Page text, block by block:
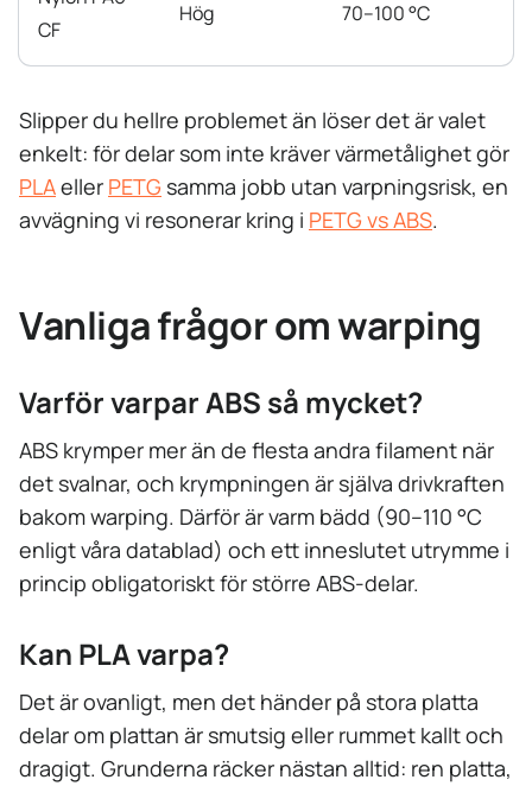
CF
Hög 70–100 °C
Slipper du hellre problemet än löser det är valet
enkelt: för delar som inte kräver värmetålighet gör
PLAeller PETG samma jobb utan varpningsrisk, en
avvägning vi resonerar kring i PETG vs ABS.
Vanliga frågor om warping
Varför varpar ABS så mycket?
ABS krymper mer än de flesta andra filament när
det svalnar, och krympningen är själva drivkraften
bakom warping. Därför är varm bädd (90–110 °C
enligt våra datablad) och ett inneslutet utrymme i
princip obligatoriskt för större ABS-delar.
Kan PLA varpa?
Det är ovanligt, men det händer på stora platta
delar om plattan är smutsig eller rummet kallt och
dragigt. Grunderna räcker nästan alltid: ren platta,